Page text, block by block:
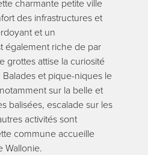
charmante petite ville
des infrastructures et
et un
également riche de par
grottes attise la curiosité
et pique-niques le
sur la belle et
balisées, escalade sur les
activités sont
commune accueille
Wallonie.